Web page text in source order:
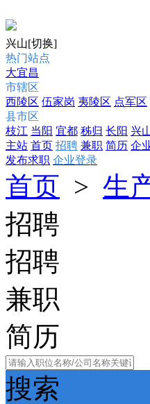
兴山[切换]
热门站点
大宜昌
市辖区
西陵区 伍家岗 夷陵区 点军区
县市区
枝江 当阳 宜都 秭归 长阳 兴
主站 首页 招聘 兼职 简历 企
发布求职 企业登录
首页 > 生
招聘
招聘
兼职
简历
搜索